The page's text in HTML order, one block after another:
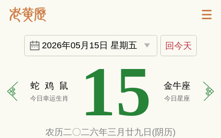
2026年05月15日 星期五 回今天
蛇 鸡 鼠
今日幸运生肖 15 金牛座
今日星座
农历二〇二六年三月廿九日(阴历)